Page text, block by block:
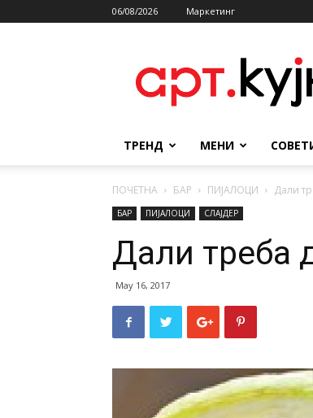
06/08/2026 Маркетинг
ТРЕНД МЕНИ
ПОЧЕТНА БАР ПИЈАЛОЦИ Дали
БАР ПИЈАЛОЦИ СЛАЈДЕР
Дали треба
May 16, 2017